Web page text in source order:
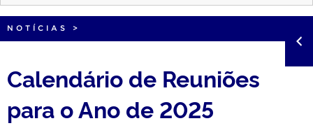
NOTÍCIAS >
Calendário de Reuniões
para o Ano de 2025